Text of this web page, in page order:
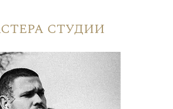
студии